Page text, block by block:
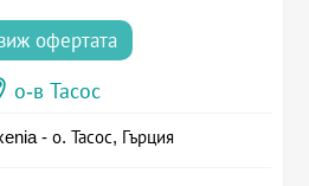
офертата
о-в Тасос
- о. Тасос, Гърция